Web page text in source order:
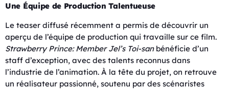
Une Équipe de Production Talentueuse
Le teaser diffusé récemment a permis de découvrir un
aperçu de l’équipe de production qui travaille sur ce film.
Strawberry Prince: Member Jel’s Toi-sanbénéficie d’un
staff d’exception, avec des talents reconnus dans
l’industrie de l’animation. À la tête du projet, on retrouve
un réalisateur passionné, soutenu par des scénaristes